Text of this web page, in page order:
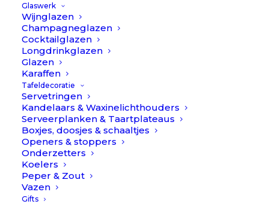
Glaswerk
Wijnglazen
Champagneglazen
Cocktailglazen
Longdrinkglazen
Glazen
Karaffen
Tafeldecoratie
Servetringen
Kandelaars & Waxinelichthouders
Serveerplanken & Taartplateaus
Boxjes, doosjes & schaaltjes
Openers & stoppers
Onderzetters
Koelers
Peper & Zout
Vazen
Gifts
Linnen
Himla
aantal
TOEVOEGEN AAN WINKELWAGEN
Toevoegen aan verlanglijst
BESCHRIJVING
REVIEWS 1
Sunshine – Linnen // Himla
✓ Groot online Himla tafellinnen assortiment direct op